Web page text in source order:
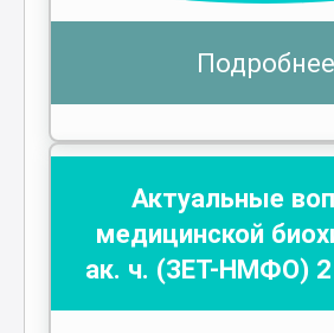
Подробнее
Актуальные
медицинской
ак. ч. (ЗЕТ-НМФО)